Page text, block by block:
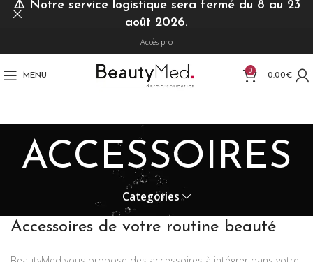
Accès pro
MENU
0
0.00€
ACCESSOIRES
Categories
Accessoires de votre routine beauté
⚠️ Notre service logistique sera fermé du 8 au 23
août 2026.